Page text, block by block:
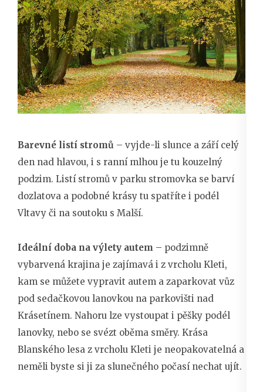
Barevné listí stromů – vyjde-li slunce a září celý
den nad hlavou, i s ranní mlhou je tu kouzelný
podzim. Listí stromů v parku stromovka se barví
dozlatova a podobné krásy tu spatříte i podél
Vltavy či na soutoku s Malší.
Ideální doba na výlety autem – podzimně
vybarvená krajina je zajímavá i z vrcholu Kleti,
kam se můžete vypravit autem a zaparkovat vůz
pod sedačkovou lanovkou na parkovišti nad
Krásetínem. Nahoru lze vystoupat i pěšky podél
lanovky, nebo se svézt oběma směry. Krása
Blanského lesa z vrcholu Kleti je neopakovatelná a
neměli byste si ji za slunečného počasí nechat ujít.